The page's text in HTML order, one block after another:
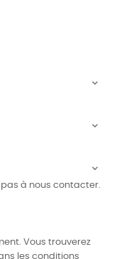



pas à nous contacter.
Vous trouverez
les conditions